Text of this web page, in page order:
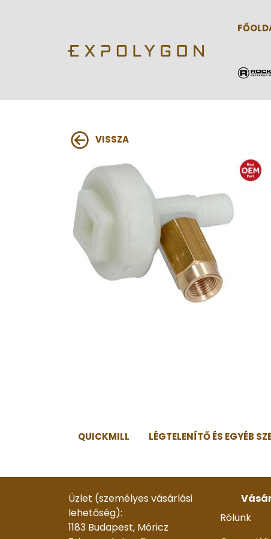
VISSZA
QUICKMILL LÉGTELENÍTŐ ÉS EGYÉB
Üzlet (személyes vásárlási
lehetőség):
1183 Budapest, Móricz
Rólunk